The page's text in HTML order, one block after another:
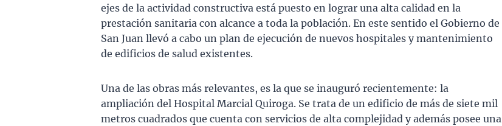
ejes de la actividad constructiva está puesto en lograr una alta calidad en la
prestación sanitaria con alcance a toda la población. En este sentido el Gobierno de
San Juan llevó a cabo un plan de ejecución de nuevos hospitales y mantenimiento
de edificios de salud existentes.
Una de las obras más relevantes, es la que se inauguró recientemente: la
ampliación del Hospital Marcial Quiroga. Se trata de un edificio de más de siete mil
metros cuadrados que cuenta con servicios de alta complejidad y además posee una